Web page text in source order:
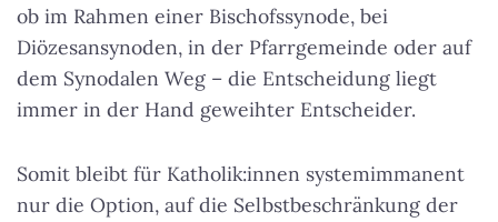
ob im Rahmen einer Bischofssynode, bei
Diözesansynoden, in der Pfarrgemeinde oder auf
dem Synodalen Weg – die Entscheidung liegt
immer in der Hand geweihter Entscheider.
Somit bleibt für Katholik:innen systemimmanent
nur die Option, auf die Selbstbeschränkung der